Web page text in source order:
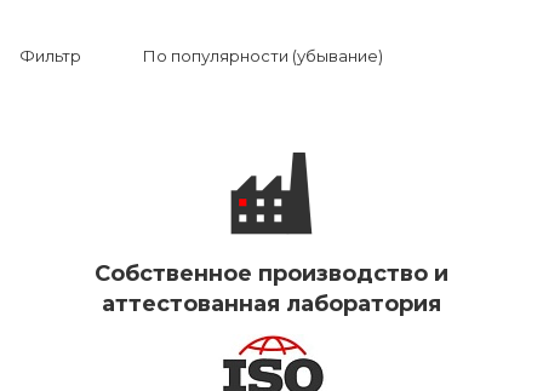
Фильтр По популярности (убывание)
Собственное производство и
аттестованная лаборатория